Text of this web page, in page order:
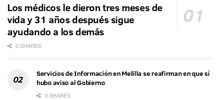
Los médicos le dieron tres meses de
vida y 31 años después sigue
ayudando a los demás
0 SHARES
Servicios de Información en Melilla se reafirman en que sí
hubo aviso al Gobierno
0 SHARES